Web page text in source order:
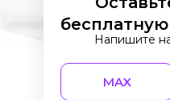
MAX
Напишите